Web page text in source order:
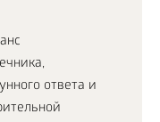
ответа и